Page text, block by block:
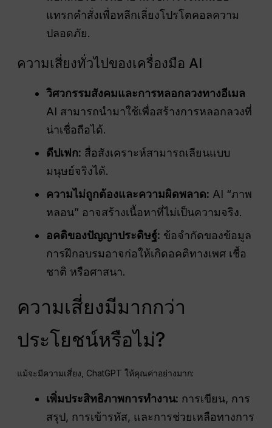
แทรกคำสั่งเพื่อหลีกเลี่ยงโปรโตคอลความ
ปลอดภัย.
ความเสี่ยงทั่วไปของเครื่องมือ AI
วิศวกรรมสังคมและการหลอกลวงทางอีเมล
AI สามารถนำมาใช้เพื่อสร้างการหลอกลวงที่
น่าเชื่อถือได้.
ดีปเฟก: สื่อสังเคราะห์สามารถเลียนแบบ
มนุษย์จริงได้.
ความไม่ถูกต้องและความผิดพลาด: AI “ภาพ
หลอน” อาจสร้างเนื้อหาที่ไม่เป็นความจริง.
อคติของปัญญาประดิษฐ์: ข้อจำกัดของข้อมูล
การฝึกอบรมอาจก่อให้เกิดอคติทางเพศ เชื้อ
ชาติ หรือศาสนา.
ความเสี่ยงมีมากกว่า
ประโยชน์หรือไม่?
แม้จะมีความเสี่ยง, ChatGPT ให้คุณค่าอย่างมาก:
เพิ่มประสิทธิภาพการทำงาน: การเขียน, การ
สรุป, การเข้ารหัส, และการช่วยเหลือทางการ